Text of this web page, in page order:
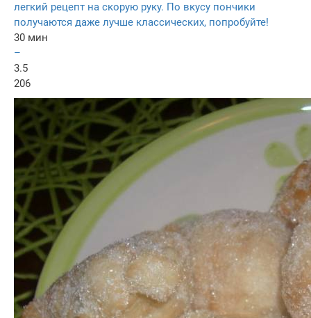
легкий рецепт на скорую руку. По вкусу пончики
получаются даже лучше классических, попробуйте!
30 мин
–
3.5
206